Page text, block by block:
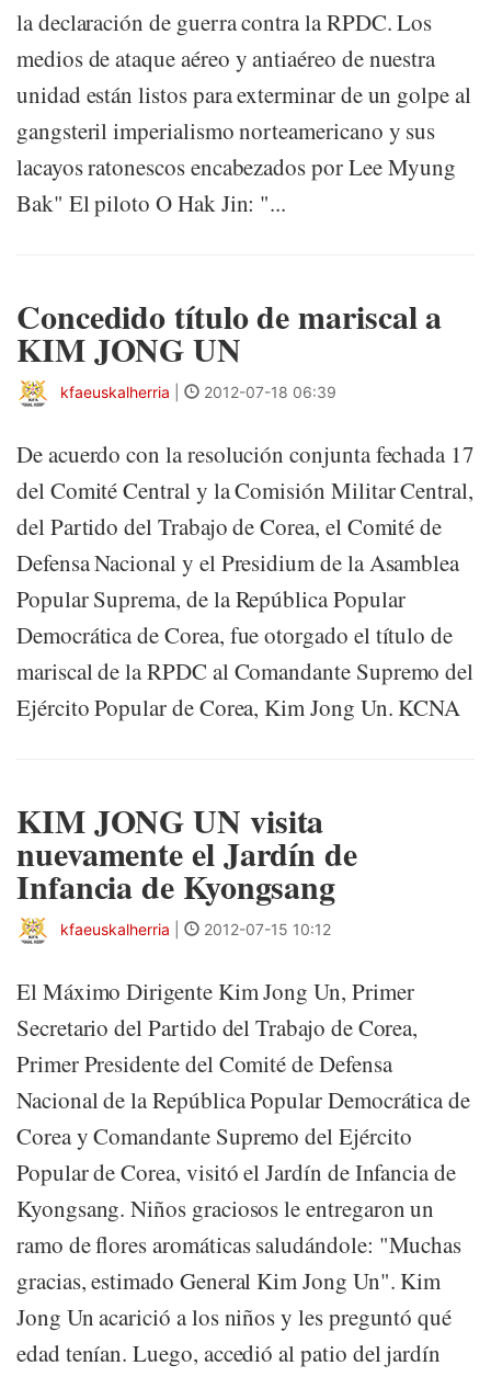
la declaración de guerra contra la RPDC. Los
medios de ataque aéreo y antiaéreo de nuestra
unidad están listos para exterminar de un golpe al
gangsteril imperialismo norteamericano y sus
lacayos ratonescos encabezados por Lee Myung
Bak" El piloto O Hak Jin: "...
Concedido título de mariscal a
KIM JONG UN
kfaeuskalherria 2012-07-18 06:39
De acuerdo con la resolución conjunta fechada 17
del Comité Central y la Comisión Militar Central,
del Partido del Trabajo de Corea, el Comité de
Defensa Nacional y el Presidium de la Asamblea
Popular Suprema, de la República Popular
Democrática de Corea, fue otorgado el título de
mariscal de la RPDC al Comandante Supremo del
Ejército Popular de Corea, Kim Jong Un. KCNA
KIM JONG UN visita
nuevamente el Jardín de
Infancia de Kyongsang
kfaeuskalherria 2012-07-15 10:12
El Máximo Dirigente Kim Jong Un, Primer
Secretario del Partido del Trabajo de Corea,
Primer Presidente del Comité de Defensa
Nacional de la República Popular Democrática de
Corea y Comandante Supremo del Ejército
Popular de Corea, visitó el Jardín de Infancia de
Kyongsang. Niños graciosos le entregaron un
ramo de flores aromáticas saludándole: "Muchas
gracias, estimado General Kim Jong Un". Kim
Jong Un acarició a los niños y les preguntó qué
edad tenían. Luego, accedió al patio del jardín